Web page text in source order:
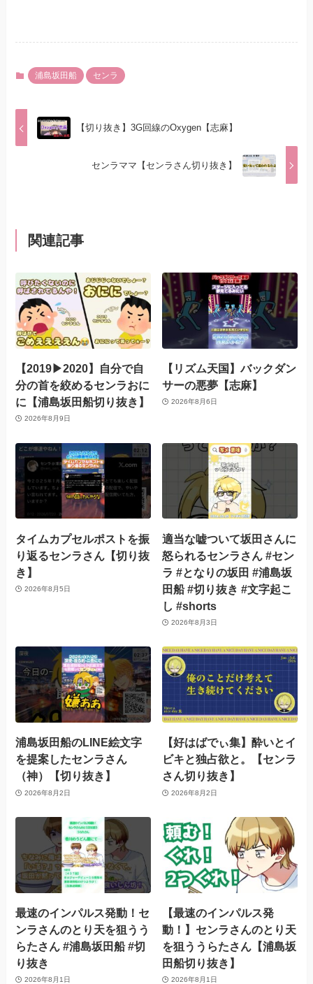
浦島坂田船 センラ
【切り抜き】3G回線のOxygen【志麻】
センラママ【センラさん切り抜き】
関連記事
【2019▶︎2020】自分で自
分の首を絞めるセンラおに
に【浦島坂田船切り抜き】
2026年8月9日
【リズム天国】バックダン
サーの悪夢【志麻】
2026年8月6日
タイムカプセルポストを振
り返るセンラさん【切り抜
き】
2026年8月5日
適当な嘘ついて坂田さんに
怒られるセンラさん #セン
ラ #となりの坂田 #浦島坂
田船 #切り抜き #文字起こ
し #shorts
2026年8月3日
浦島坂田船のLINE絵文字
を提案したセンラさん
（神）【切り抜き】
2026年8月2日
【好はばでぃ集】酔いとイ
ビキと独占欲と。【センラ
さん切り抜き】
2026年8月2日
最速のインパルス発動！セ
ンラさんのとり天を狙うう
らたさん #浦島坂田船 #切
り抜き
2026年8月1日
【最速のインパルス発
動！】センラさんのとり天
を狙ううらたさん【浦島坂
田船切り抜き】
2026年8月1日